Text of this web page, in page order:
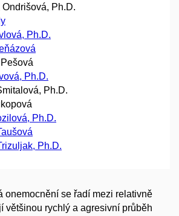
Ondrišová, Ph.D.
Ph.D.
Ph.D.
Ph.D.
Ph.D.
Ph.D.
onemocnění se řadí mezi relativně
většinou rychlý a agresivní průběh